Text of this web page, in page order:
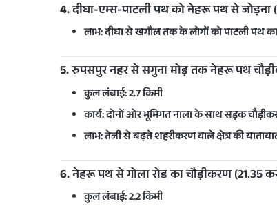
4.दीघा-एम्स-पाटली पथ को नेहरू पथ से जोड़ना
लाभ: दीघा से खगौल तक के लोगों को पाटली
5.रुपसपुर नहर से सगुना मोड़ तक नेहरू पथ
कुल लंबाई:2.7 किमी
कार्य: दोनों ओर भूमिगत नाला के साथ सड़क
लाभ: तेजी से बढ़ते शहरीकरण वाले क्षेत्र की
6.नेहरू पथ से गोला रोड का चौड़ीकरण (21.35
कुल लंबाई:2.2 किमी